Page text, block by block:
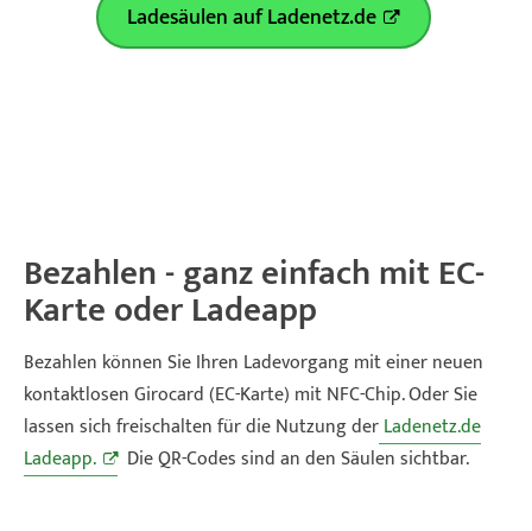
Ladesäulen auf Ladenetz.de
Bezahlen - ganz einfach mit EC-
Karte oder Ladeapp
Bezahlen können Sie Ihren Ladevorgang mit einer neuen
kontaktlosen Girocard (EC-Karte) mit NFC-Chip. Oder Sie
lassen sich freischalten für die Nutzung derLadenetz.de
Ladeapp.
Die QR-Codes sind an den Säulen sichtbar.